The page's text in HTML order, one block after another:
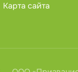
Карта сайта